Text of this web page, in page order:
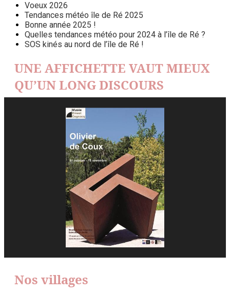
Voeux 2026
Tendances météo île de Ré 2025
Bonne année 2025 !
Quelles tendances météo pour 2024 à l’île de Ré ?
SOS kinés au nord de l’île de Ré !
UNE AFFICHETTE VAUT MIEUX
QU’UN LONG DISCOURS
Nos villages